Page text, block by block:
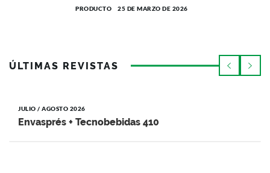
PRODUCTO 25 DE MARZO DE 2026
ÚLTIMAS REVISTAS
JULIO / AGOSTO 2026
Envasprés + Tecnobebidas 410